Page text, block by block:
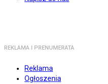
REKLAMA I PRENUMERATA
Reklama
Ogłoszenia